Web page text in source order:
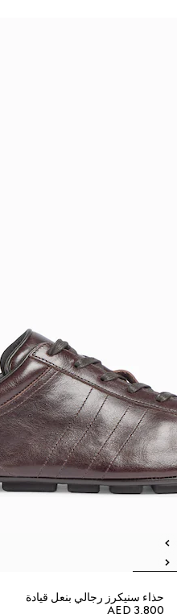
حذاء سنيكرز رجالي بنعل قيادة
AED 3,800